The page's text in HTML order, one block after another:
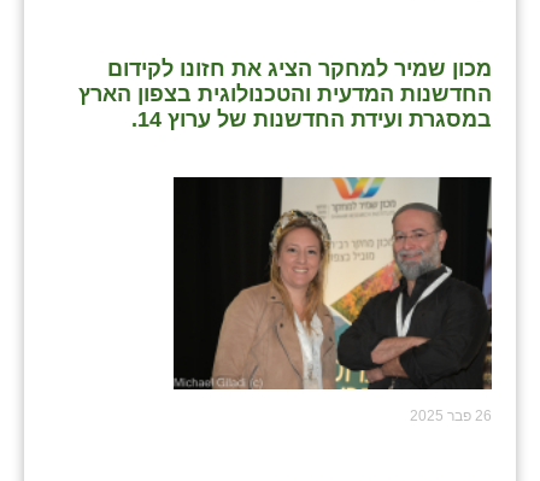
מכון שמיר למחקר הציג את חזונו לקידום
החדשנות המדעית והטכנולוגית בצפון הארץ
במסגרת ועידת החדשנות של ערוץ 14.
26 פבר 2025